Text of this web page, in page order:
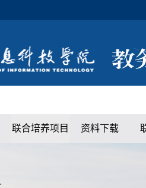
联合培养项目 资料下载